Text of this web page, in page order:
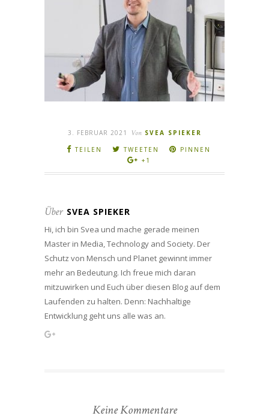
3. FEBRUAR 2021 Von SVEA SPIEKER
TEILEN
TWEETEN
PINNEN
+1
Über SVEA SPIEKER
Hi, ich bin Svea und mache gerade meinen
Master in Media, Technology and Society. Der
Schutz von Mensch und Planet gewinnt immer
mehr an Bedeutung. Ich freue mich daran
mitzuwirken und Euch über diesen Blog auf dem
Laufenden zu halten. Denn: Nachhaltige
Entwicklung geht uns alle was an.
Keine Kommentare